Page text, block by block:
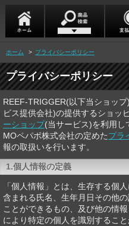
ホーム > プライバシーポリシー
プライバシーポリシー
REEF-TRIGGER(以下当ショップ)
ビス提供会社)の提供するショッ
ーショップ(当サービス)を利用し
MOペパボ株式会社の定めたプラ
報の取扱いを行います。
1.個人情報の定義
「個人情報」とは、生存する個
含まれる氏名、生年月日その他
ことができるもの、及び他の情
により特定の個人を識別するこ